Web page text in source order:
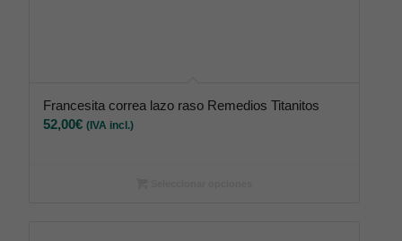
Francesita correa lazo raso Remedios Titanitos
52,00€ (IVA incl.)